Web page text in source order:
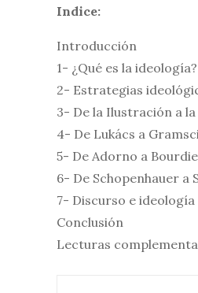
Indice:
Introducción
1- ¿Qué es la ideología?
2- Estrategias
3- De la Ilustración a
4- De Lukács a
5- De Adorno a
6- De Schopenhauer a
7- Discurso e ideología
Conclusión
Lecturas